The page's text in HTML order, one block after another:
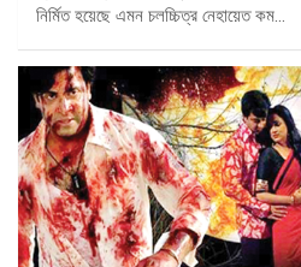
নির্মিত হয়েছে এমন চলচ্চিত্র নেহায়েত কম…